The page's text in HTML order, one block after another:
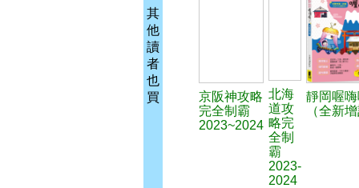
其
他
讀
者
也
買
京阪神攻略
完全制霸
2023~2024
北海
道攻
略完
全制
霸
2023-
2024
靜岡喔
（全新